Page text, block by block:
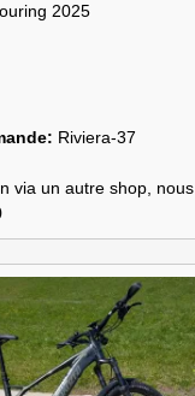
2025
Riviera-37
via un autre shop, nous